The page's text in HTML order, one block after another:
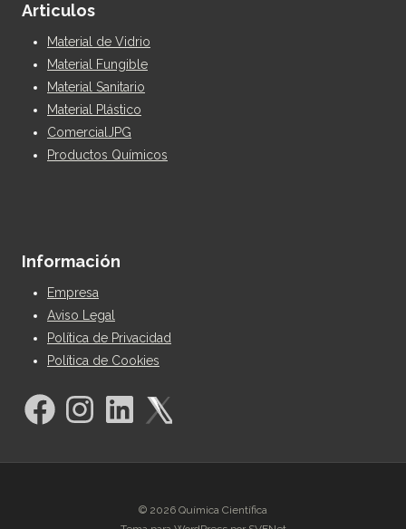
Articulos
Material de Vidrio
Material Fungible
Material Sanitario
Material Plástico
ComercialJPG
Productos Químicos
Información
Empresa
Aviso Legal
Política de Privacidad
Política de Cookies
© 2026 Química Científica